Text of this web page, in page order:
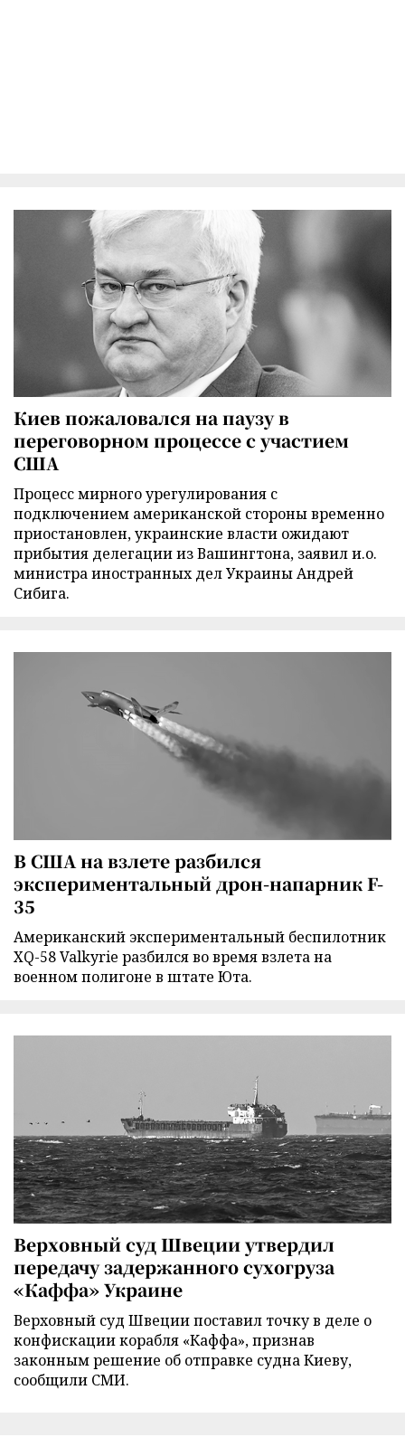
Киев пожаловался на паузу в
переговорном процессе с участием
США
Процесс мирного урегулирования с
подключением американской стороны временно
приостановлен, украинские власти ожидают
прибытия делегации из Вашингтона, заявил и.о.
министра иностранных дел Украины Андрей
Сибига.
В США на взлете разбился
экспериментальный дрон-напарник F-
35
Американский экспериментальный беспилотник
XQ-58 Valkyrie разбился во время взлета на
военном полигоне в штате Юта.
Верховный суд Швеции утвердил
передачу задержанного сухогруза
«Каффа» Украине
Верховный суд Швеции поставил точку в деле о
конфискации корабля «Каффа», признав
законным решение об отправке судна Киеву,
сообщили СМИ.